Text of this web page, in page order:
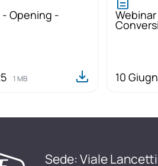
- Opening -
1 MB 10
Sede: Viale